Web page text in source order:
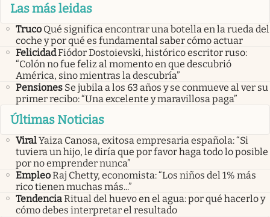
Las más leidas
Truco Qué significa encontrar una botella en la rueda del
coche y por qué es fundamental saber cómo actuar
FelicidadFiódor Dostoievski, histórico escritor ruso:
“Colón no fue feliz al momento en que descubrió
América, sino mientras la descubría”
Pensiones Se jubila a los 63 años y se conmueve al ver su
primer recibo: “Una excelente y maravillosa paga”
Últimas Noticias
ViralYaiza Canosa, exitosa empresaria española: “Si
tuviera un hijo, le diría que por favor haga todo lo posible
por no emprender nunca”
EmpleoRaj Chetty, economista: “Los niños del 1% más
rico tienen muchas más...”
TendenciaRitual del huevo en el agua: por qué hacerlo y
cómo debes interpretar el resultado